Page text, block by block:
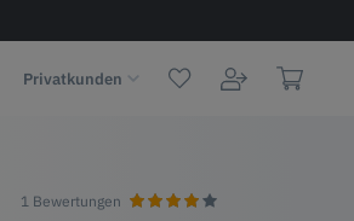
Privatkunden
1 Bewertungen